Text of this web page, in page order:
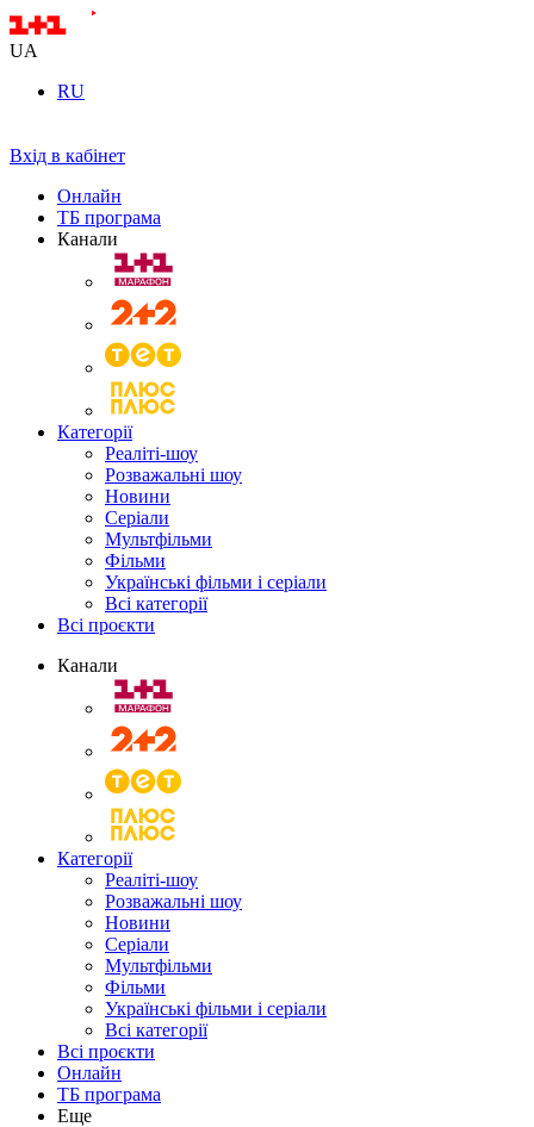
UA
RU
Вхід в кабінет
Онлайн
ТБ програма
Канали
Категорії
Реаліті-шоу
Розважальні шоу
Новини
Серіали
Мультфільми
Фільми
Українські фільми і серіали
Всі категорії
Всі проєкти
Канали
Категорії
Реаліті-шоу
Розважальні шоу
Новини
Серіали
Мультфільми
Фільми
Українські фільми і серіали
Всі категорії
Всі проєкти
Онлайн
ТБ програма
Еще